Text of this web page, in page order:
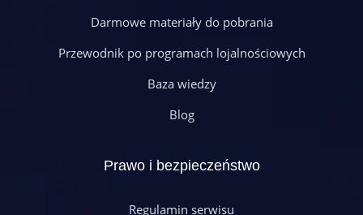
Darmowe materiały do pobrania
Przewodnik po programach lojalnościowych
Baza wiedzy
Blog
Prawo i bezpieczeństwo
Regulamin serwisu